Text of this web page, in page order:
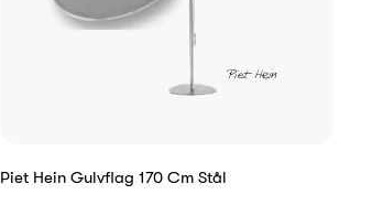
Piet Hein Gulvflag 170 Cm Stål